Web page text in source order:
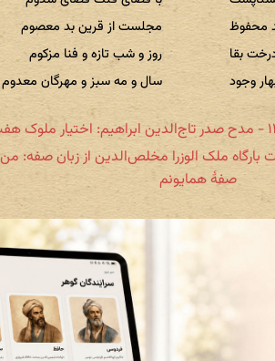
محفوظ
مجلست از قرین بد معصوم
بقا
روز و شب تازه و فنا مزکوم
وجود
سال و مه سبز و مهرگان معدوم
۱۳۹ - در صفت بارگاه ملک الوزرا مخلص‌الدین از زبان صفه:
صفهٔ همایونم